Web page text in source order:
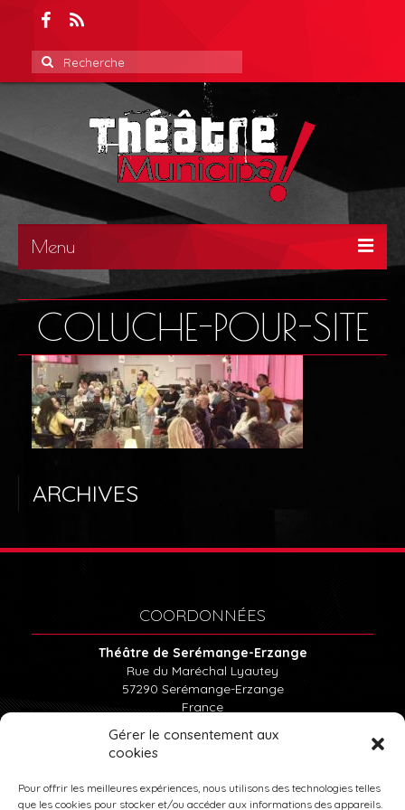
Gérer le consentement aux
cookies
Pour offrir les meilleures expériences, nous utilisons des technologies telles
que les cookies pour stocker et/ou accéder aux informations des appareils.
Rechercher
:
Menu
ACCUEIL
ACTUALITÉS
LE THÉÂTRE
COLUCHE-POUR-SITE
ARCHIVES
COORDONNÉES
Théâtre de Serémange-Erzange
Rue du Maréchal Lyautey
57290 Serémange-Erzange
France
INFOS PRATIQUES